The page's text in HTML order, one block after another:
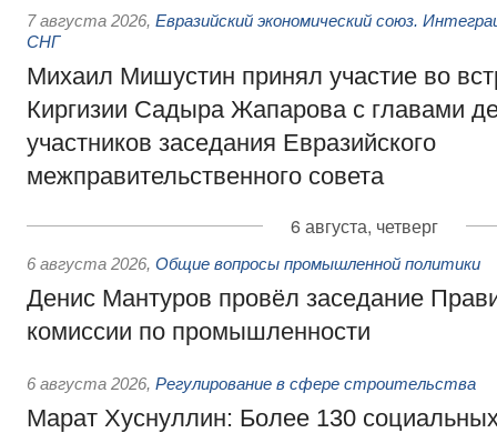
7 августа 2026, Евразийский экономический союз.
СНГ
Михаил Мишустин принял участие во
Киргизии Садыра Жапарова с главами
участников заседания Евразийского
межправительственного совета
6 августа, четверг
6 августа 2026, Общие вопросы промышленной политики
Денис Мантуров провёл заседание
комиссии по промышленности
6 августа 2026, Регулирование в сфере строительства
Марат Хуснуллин: Более 130